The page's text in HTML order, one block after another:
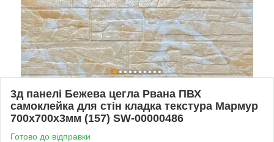
3д панелі Бежева цегла Рвана ПВХ
самоклейка для стін кладка текстура Мармур
700x700x3мм (157) SW-00000486
Готово до відправки